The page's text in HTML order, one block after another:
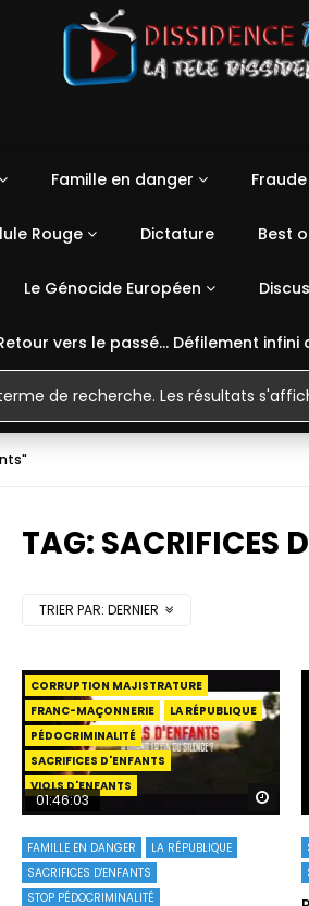
Famille en danger
Rouge Dictature Best
Le Génocide Européen
vers le passé… Défilement
TAG: SACRIFICES
TRIER PAR: DERNIER
CORRUPTION MAJISTRATURE
FRANC-MAÇONNERIE
LA RÉPUBLIQUE
PÉDOCRIMINALITÉ
SACRIFICES D'ENFANTS
VIOLS D'ENFANTS
01:46:03
FAMILLE EN DANGER
LA RÉPUBLIQUE
SACRIFICES D'ENFANTS
STOP PÉDOCRIMINALITÉ